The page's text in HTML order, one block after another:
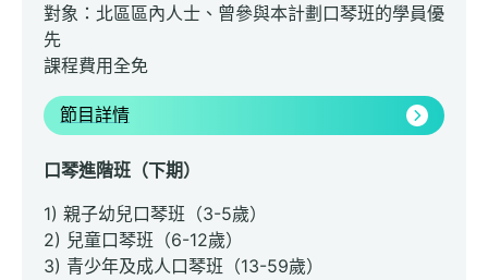
對象：北區區內人士、曾參與本計劃口琴班的學員優
先
課程費用全免
節目詳情
口琴進階班（下期）
1) 親子幼兒口琴班（3-5歲）
2) 兒童口琴班（6-12歲）
3) 青少年及成人口琴班（13-59歲）